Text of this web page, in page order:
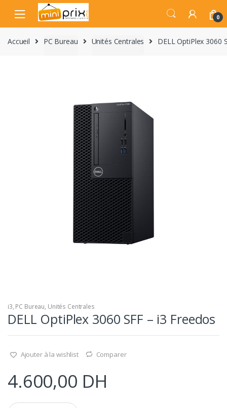
navigation
content
0
Accueil PC Bureau Unités Centrales DELL OptiPlex 3060
i3, PC Bureau, Unités Centrales
DELL OptiPlex 3060 SFF – i3 Freedos
Ajouter à la wishlist Comparer
4.600,00 DH